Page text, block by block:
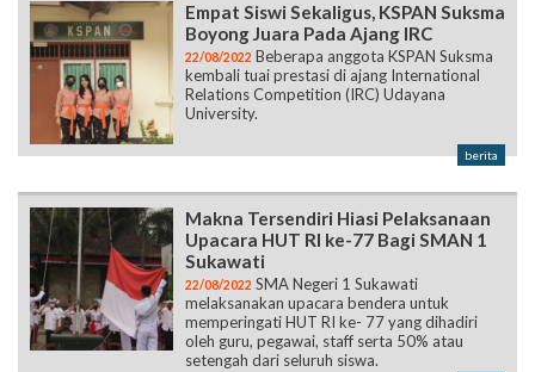
Empat Siswi Sekaligus, KSPAN Suksma
Boyong Juara Pada Ajang IRC
22/08/2022 Beberapa anggota KSPAN Suksma
kembali tuai prestasi di ajang International
Relations Competition (IRC) Udayana
University.
berita
Makna Tersendiri Hiasi Pelaksanaan
Upacara HUT RI ke-77 Bagi SMAN 1
Sukawati
22/08/2022 SMA Negeri 1 Sukawati
melaksanakan upacara bendera untuk
memperingati HUT RI ke- 77 yang dihadiri
oleh guru, pegawai, staff serta 50% atau
setengah dari seluruh siswa.